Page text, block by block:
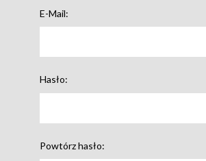
E-Mail:
Hasło:
Powtórz hasło: